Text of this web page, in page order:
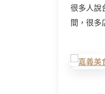
很多人說
間，很多